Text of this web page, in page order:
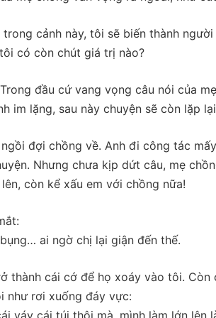
cảnh này, tôi sẽ biến thành
có còn chút giá trị nào?
đầu cứ vang vọng câu nói của
im lặng, sau này chuyện sẽ còn lặp
đợi chồng về. Anh đi công tác
Nhưng chưa kịp dứt câu, mẹ
còn kể xấu em với chồng nữa!
ai ngờ chị lại giận đến thế.
thành cái cớ để họ xoáy vào tôi. Còn
như rơi xuống đáy vực:
váy cái túi thôi mà, mình làm lớn lên